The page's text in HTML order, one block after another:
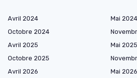
Avril 2024 Mai 2024
Octobre 2024
Avril 2025 Mai 2025
Octobre 2025
Avril 2026 Mai 2026